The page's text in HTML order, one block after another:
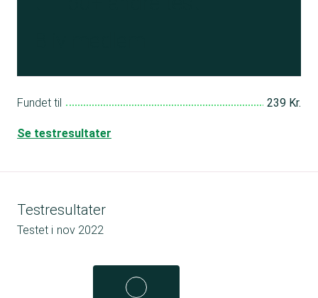
Fundet til 239 Kr.
Se testresultater
Testresultater
Testet i nov 2022